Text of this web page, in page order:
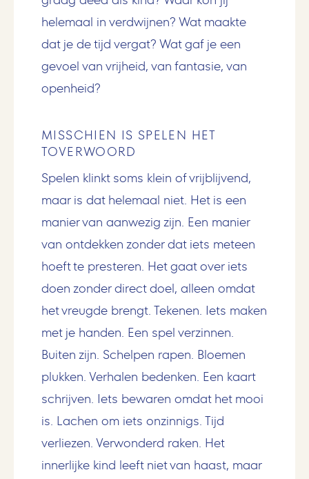
helemaal in verdwijnen? Wat maakte
dat je de tijd vergat? Wat gaf je een
gevoel van vrijheid, van fantasie, van
openheid?
MISSCHIEN IS SPELEN HET
TOVERWOORD
Spelen klinkt soms klein of vrijblijvend,
maar is dat helemaal niet. Het is een
manier van aanwezig zijn. Een manier
van ontdekken zonder dat iets meteen
hoeft te presteren. Het gaat over iets
doen zonder direct doel, alleen omdat
het vreugde brengt. Tekenen. Iets maken
met je handen. Een spel verzinnen.
Buiten zijn. Schelpen rapen. Bloemen
plukken. Verhalen bedenken. Een kaart
schrijven. Iets bewaren omdat het mooi
is. Lachen om iets onzinnigs. Tijd
verliezen. Verwonderd raken. Het
innerlijke kind leeft niet van haast, maar